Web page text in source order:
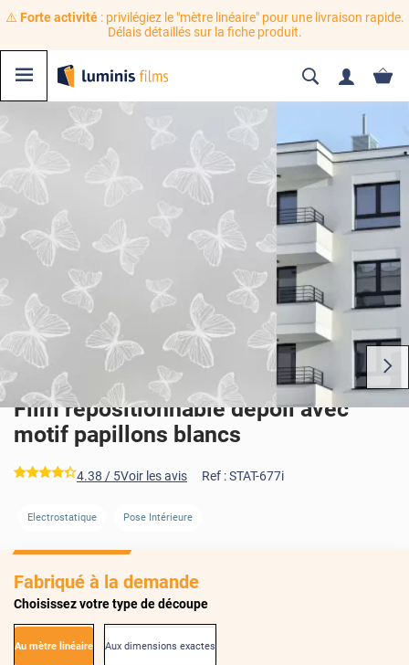
⚠️ Forte activité: privilégiez le "mètre linéaire" pour une livraison rapide.
Délais détaillés sur la fiche produit.
Film repositionnable dépoli avec
motif papillons blancs
*****
4.38 / 5Voir les avis Ref :STAT-677i
Electrostatique Pose Intérieure
Fabriqué à la demande
Choisissez votre type de découpe
Au mètre linéaire Aux dimensions exactes